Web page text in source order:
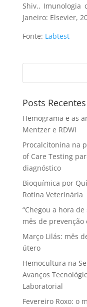
Shiv.. Imunologia
Janeiro: Elsevier,
Fonte: Labtest
Posts Recentes
Hemograma e as
Mentzer e RDWI
Procalcitonina na
of Care Testing
diagnóstico
Bioquímica por
Rotina Veterinária
“Chegou a hora
mês de
Março Lilás: mês
útero
Hemocultura na
Avanços
Laboratorial
Fevereiro Roxo: o